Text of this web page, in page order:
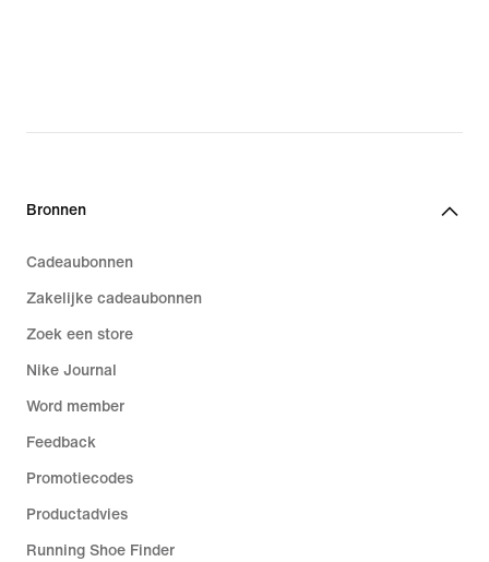
Bronnen
Cadeaubonnen
Zakelijke cadeaubonnen
Zoek een store
Nike Journal
Word member
Feedback
Promotiecodes
Productadvies
Running Shoe Finder